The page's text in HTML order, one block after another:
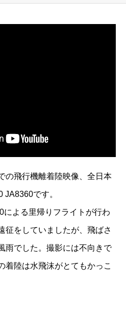
の飛行機離着陸映像、全日本
JA8360です。
よる里帰りフライトが行わ
征をしていましたが、飛ばさ
雨でした。撮影には不向きで
着陸は水飛沫がとてもかっこ